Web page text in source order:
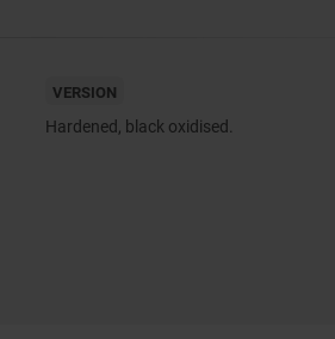
VERSION
Hardened, black oxidised.